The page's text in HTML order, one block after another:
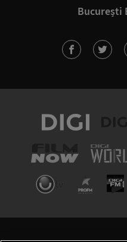
București